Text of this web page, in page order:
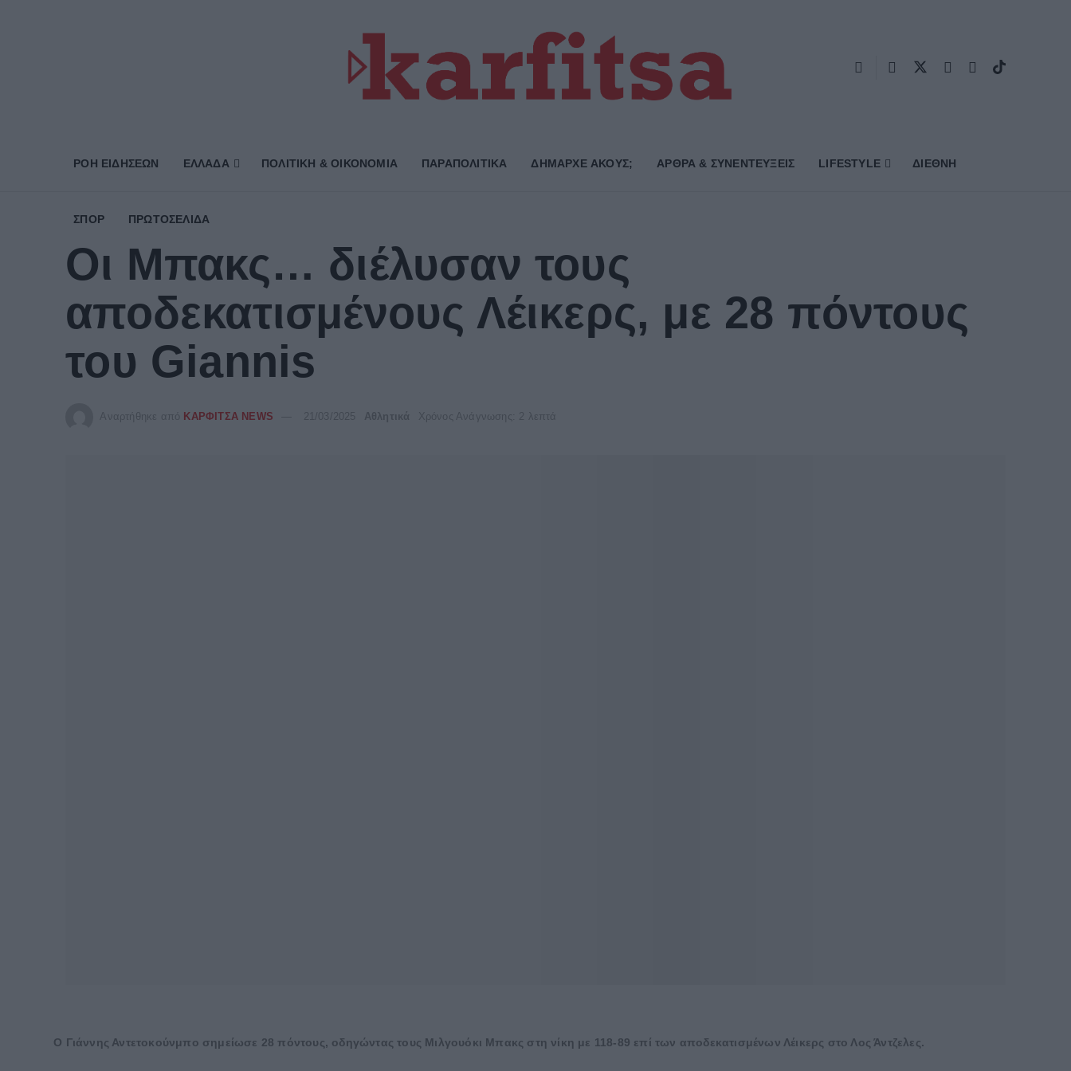
ΡΟΗ ΕΙΔΗΣΕΩΝ ΕΛΛΑΔΑ ΠΟΛΙΤΙΚΗ & ΟΙΚΟΝΟΜΙΑ ΠΑΡΑΠΟΛΙΤΙΚΑ ΔΗΜΑΡΧE ΑΚΟΥΣ; ΑΡΘΡΑ & ΣΥΝΕΝΤΕΥΞΕΙΣ LIFESTYLE ΔΙΕΘΝΗ
ΣΠΟΡ ΠΡΩΤΟΣΈΛΙΔΑ
Οι Μπακς… διέλυσαν τους
αποδεκατισμένους Λέικερς, με 28 πόντους
του Giannis
Αναρτήθηκε από ΚΑΡΦΙΤΣΑ NEWS 21/03/2025 Αθλητικά Χρόνος Ανάγνωσης: 2 λεπτά
Ο Γιάννης Αντετοκούνμπο σημείωσε 28 πόντους, οδηγώντας τους Μιλγουόκι Μπακς στη νίκη με 118-89 επί των αποδεκατισμένων Λέικερς στο Λος Άντζελες.